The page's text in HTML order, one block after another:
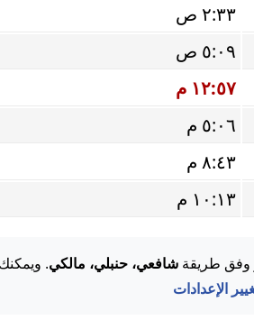
٢:٣٣ ص
٥:٠٩ ص
١٢:٥٧ م
٥:٠٦ م
٨:٤٣ م
١٠:١٣ م
وفق طريقةشافعي، حنبلي، مالكي.
الإعدادات